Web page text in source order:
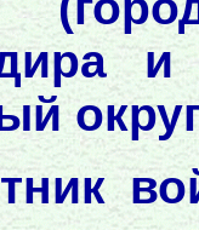
и